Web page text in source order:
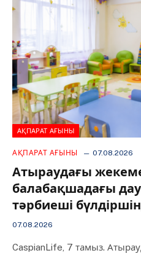
АҚПАРАТ АҒЫНЫ
АҚПАРАТ АҒЫНЫ 07.08.2026
Атыраудағы
балабақшадағы
тәрбиеші
07.08.2026
CaspianLife, 7 тамыз.